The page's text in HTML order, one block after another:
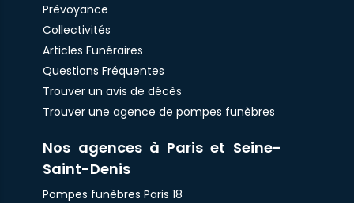
Prévoyance
Collectivités
Articles Funéraires
Questions Fréquentes
Trouver un avis de décès
Trouver une agence de pompes funèbres
Nos agences à Paris et Seine-
Saint-Denis
Pompes funèbres Paris 18